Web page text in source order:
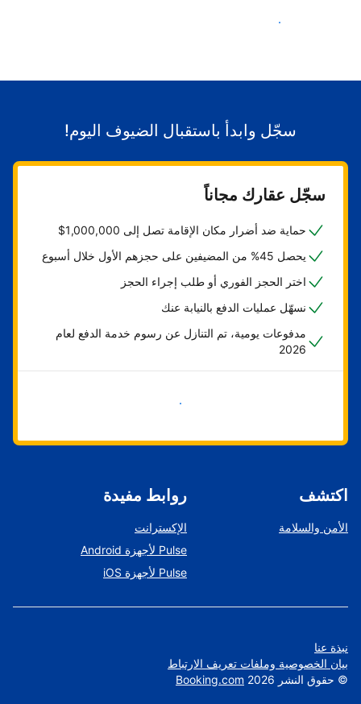
ابدأ باستقبال الضيوف
سجّل وابدأ باستقبال الضيوف اليوم!
سجّل عقارك مجاناً
حماية ضد أضرار مكان الإقامة تصل إلى 1,000,000$
يحصل 45% من المضيفين على حجزهم الأول خلال أسبوع
اختر الحجز الفوري أو طلب إجراء الحجز
نسهّل عمليات الدفع بالنيابة عنك
مدفوعات يومية، تم التنازل عن رسوم خدمة الدفع لعام
2026
ابدأ الآن
اكتشف
الأمن والسلامة
روابط مفيدة
الإكسترانت
Pulse لأجهزة Android
Pulse لأجهزة iOS
نبذة عنا
بيان الخصوصية وملفات تعريف الارتباط
© حقوق النشر Booking.com 2026